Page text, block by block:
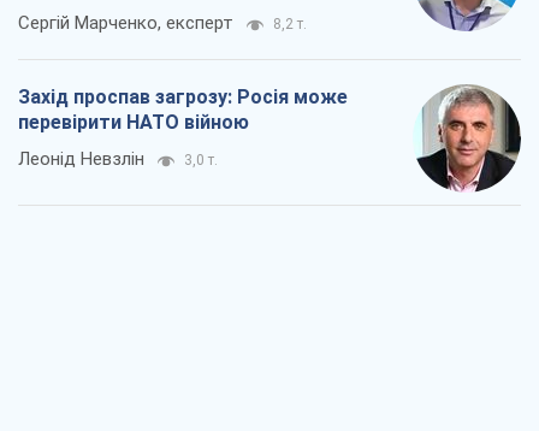
Сергій Марченко, експерт 8,2 т.
Захід проспав загрозу: Росія може
перевірити НАТО війною
Леонід Невзлін 3,0 т.